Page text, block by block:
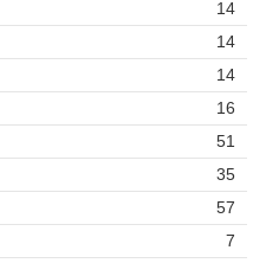
14
14
14
16
51
35
57
7